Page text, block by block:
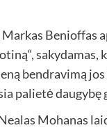
Benioffas
bendravimą
palietė daugybę
Mohanas